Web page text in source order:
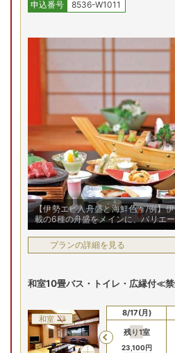
Previous
残り1 室
残り
プランの詳細
【露天風呂付客室(洋室15
畳)≪禁煙室≫/例】広々とし
た15畳ワンフロアの洋室に、
ベッドスペースとリビングス
ペースを設けました。テラス
えております。バス・トイレ
付
露
申込番号 8536-W1011
Previous
残り
室
36,300円
予約
申込番号 8536-W1011
【伊勢エビ入舟盛と海鮮色々/例】
載の6種の舟盛をメインに、バリエ
数々をお楽しみ下さい
プランの詳細を見る
和室10畳バス・トイレ・広縁付≪
和室
Previous
8/15(土) 8/16(日)
8/17(月)
残り1室
23,100円